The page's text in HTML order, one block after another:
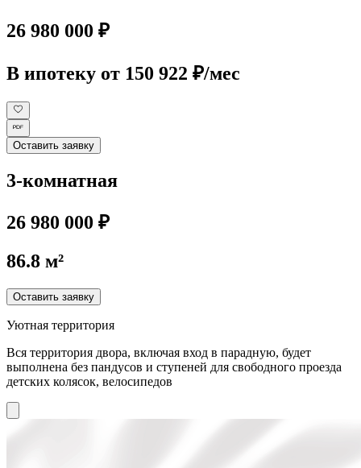
26 980 000 ₽
В ипотеку от 150 922 ₽/мес
Оставить заявку
3-комнатная
26 980 000 ₽
86.8 м²
Оставить заявку
Уютная территория
Вся территория двора, включая вход в парадную, будет
выполнена без пандусов и ступеней для свободного проезда
детских колясок, велосипедов